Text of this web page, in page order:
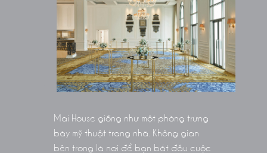
Mai House giống như một phòng trưng
bày mỹ thuật trang nhã. Không gian
bên trong là nơi để bạn bắt đầu cuộc